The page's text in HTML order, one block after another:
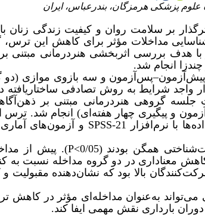
بر سلامت روان و کیفیت زندگی زنان
مداخلات مؤثر برای کاهش این
بررسی اثربخشی هنردرمانی مبتنی
انجام شد.
–پس‌آزمون و سه بازوی موازی (دو
جلسه گروهی هنردرمانی مبتنی بر
و پیگیری چهار هفته‌ای) انجام شد. ترس
با نرم‌افزار SPSS-21 و آزمون‌های
همگن بودند (0/05> P). پیش از
معناداری در دو گروه مداخله نسبت به
بالا بود که نشان‌دهنده مقبولیت
می‌تواند به‌عنوان مداخله‌ای مؤثر در کاهش
بارداری نقش مهمی ایفا کند.